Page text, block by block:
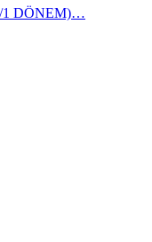
1 DÖNEM)…